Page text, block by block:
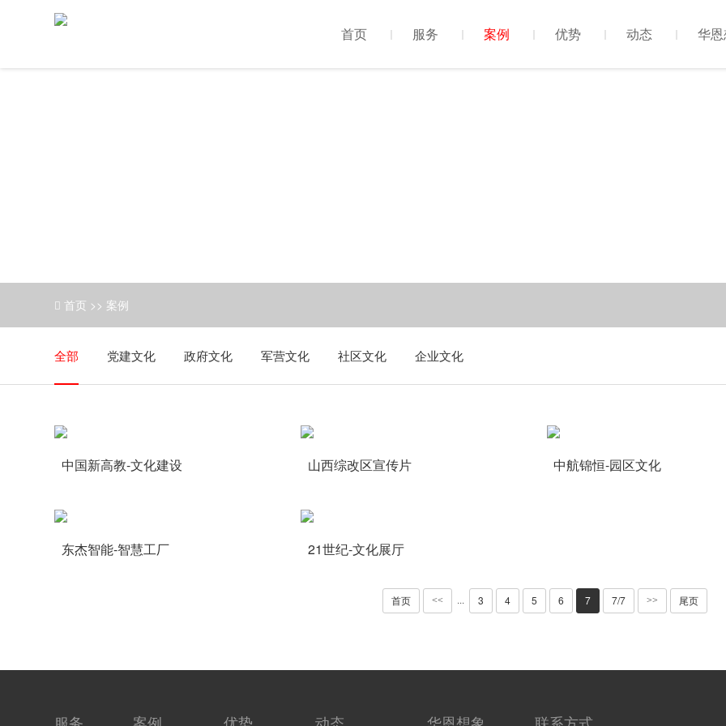
首页 服务 案例 优势 动态 华
首页 >> 案例
全部 党建文化 政府文化 军营文化 社区文化 企业文化
中国新高教-文化建设 山西综改区宣传片 中航锦恒-园区文化
东杰智能-智慧工厂 21世纪-文化展厅
首页 << ··· 3 4 5 6 7 7/7 >> 尾页
服务 案例 优势 动态 华恩想象 联系方式